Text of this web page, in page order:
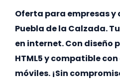
Oferta para empresas y
Puebla de la Calzada.
en internet. Con diseño
HTML5 y compatible
móviles. ¡Sin